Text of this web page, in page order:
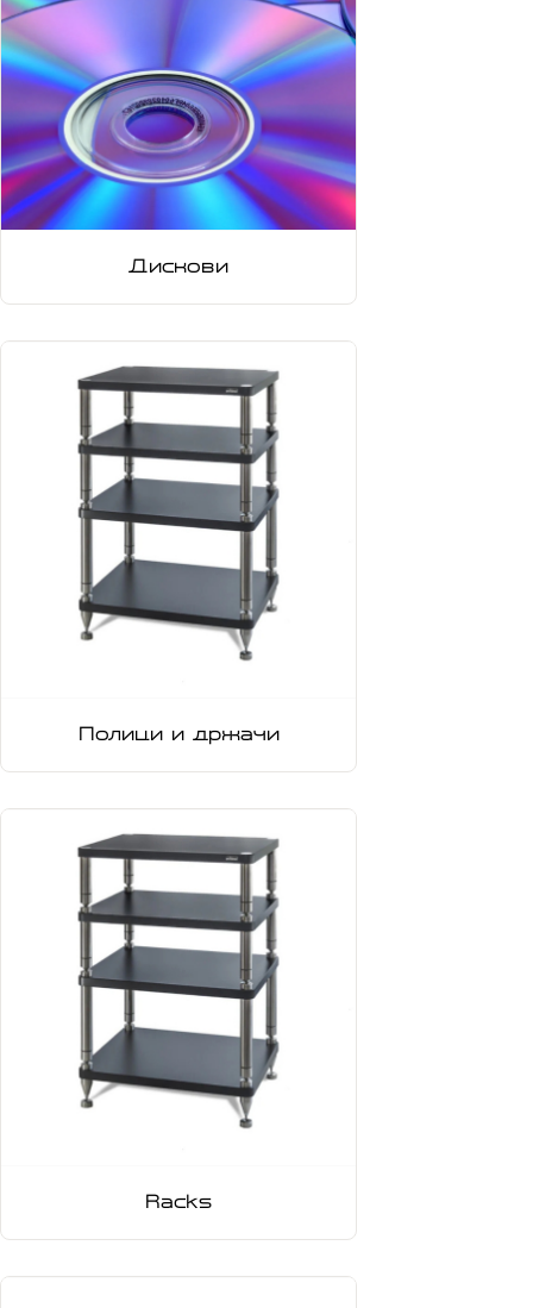
Дискови
Полици и држачи
Racks